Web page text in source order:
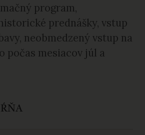
program,
prednášky, vstup
neobmedzený vstup na
počas mesiacov júl a